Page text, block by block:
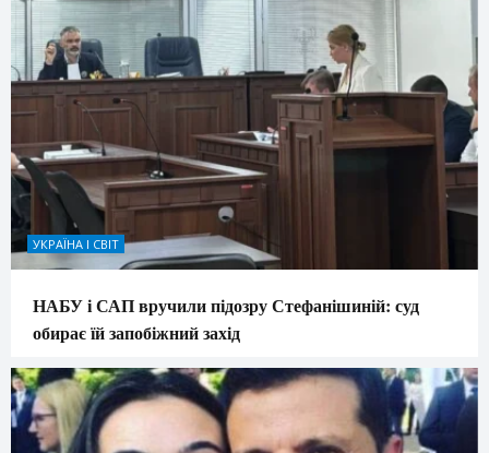
УКРАЇНА І СВІТ
НАБУ і САП вручили підозру Стефанішиній: суд
обирає їй запобіжний захід